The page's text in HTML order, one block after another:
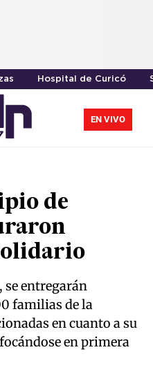
Hospital de Curicó
EN VIVO
de
se entregarán
familias de la
en cuanto a su
en primera